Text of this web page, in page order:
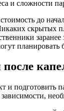
и сложности
до
скрытых
заранее
планировать
и подготовить